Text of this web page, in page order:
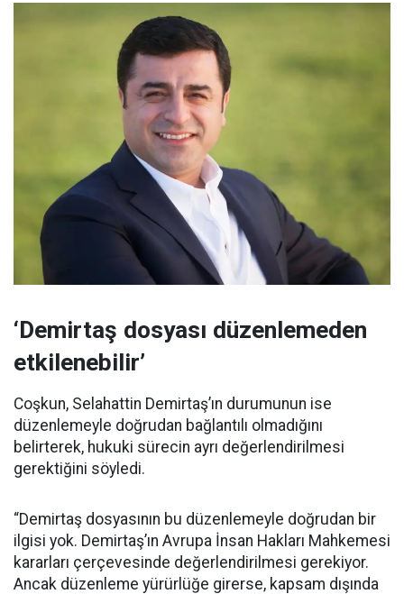
‘Demirtaş dosyası düzenlemeden
etkilenebilir’
Coşkun, Selahattin Demirtaş’ın durumunun ise
düzenlemeyle doğrudan bağlantılı olmadığını
belirterek, hukuki sürecin ayrı değerlendirilmesi
gerektiğini söyledi.
“Demirtaş dosyasının bu düzenlemeyle doğrudan bir
ilgisi yok. Demirtaş’ın Avrupa İnsan Hakları Mahkemesi
kararları çerçevesinde değerlendirilmesi gerekiyor.
Ancak düzenleme yürürlüğe girerse, kapsam dışında